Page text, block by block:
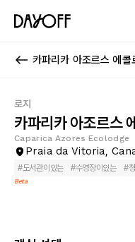
카파리카 아조르스 에콜
로지
카파리카 아조르스
Caparica Azores Ecolodge
Praia da Vitoria,
#도서관이있는 #수영장이있는 #
Beta